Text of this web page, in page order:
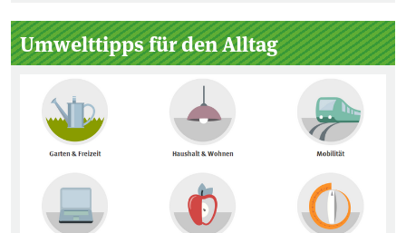
Umwelttipps für den Alltag